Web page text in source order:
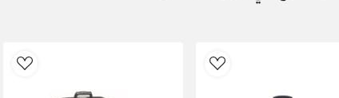
AddToWishlist